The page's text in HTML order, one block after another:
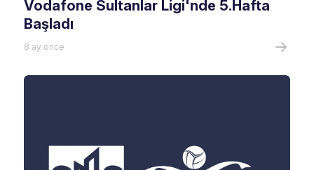
Vodafone Sultanlar Ligi'nde 5.Hafta
Başladı
8 ay önce